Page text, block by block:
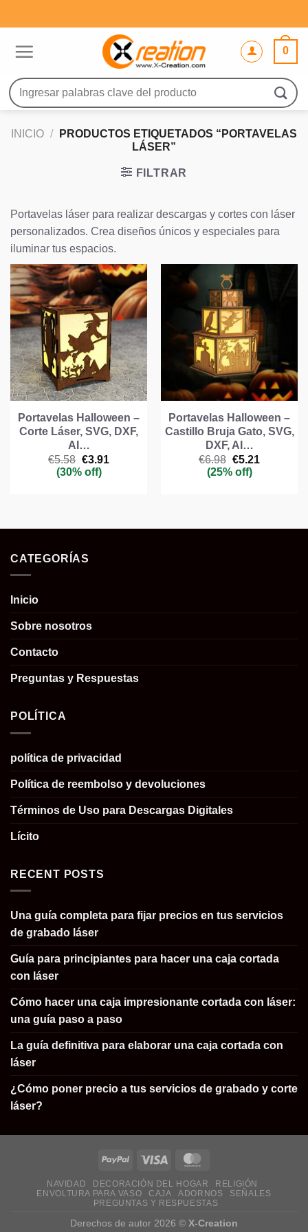
al
0
Buscar
por:
INICIO /
PRODUCTOS ETIQUETADOS “PORTAVELAS
LÁSER”
FILTRAR
Portavelas láser para realizar descargas y cortes con láser
personalizados. Crea diseños únicos y especiales para
iluminar tus espacios.
Portavelas Halloween –
Corte Láser, SVG, DXF,
AI…
€5.58 El
precio
original
€3.91
(30% off)
Portavelas Halloween –
Castillo Bruja Gato, SVG,
DXF, AI…
€6.98 El
precio
original
€5.21
(25% off)
CATEGORÍAS
Inicio
Sobre nosotros
Contacto
Preguntas y Respuestas
POLÍTICA
política de privacidad
Política de reembolso y devoluciones
Términos de Uso para Descargas Digitales
Lícito
RECENT POSTS
Una guía completa para fijar precios en tus servicios
de grabado láser
Guía para principiantes para hacer una caja cortada
con láser
Cómo hacer una caja impresionante cortada con láser:
una guía paso a paso
La guía definitiva para elaborar una caja cortada con
láser
¿Cómo poner precio a tus servicios de grabado y corte
láser?
NAVIDAD DECORACIÓN DEL HOGAR
RELIGIÓN
ENVOLTURA PARA VASO
CAJA ADORNOS
SEÑALES
PREGUNTAS Y RESPUESTAS
Derechos de autor 2026 © X-Creation